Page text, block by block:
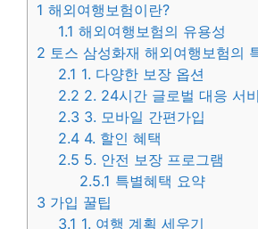
1 해외여행보험이란?
1.1 해외여행보험의 유용성
2 토스 삼성화재 해외여행보험의
2.1 1. 다양한 보장 옵션
2.2 2. 24시간 글로벌 대응 서
2.3 3. 모바일 간편가입
2.4 4. 할인 혜택
2.5 5. 안전 보장 프로그램
2.5.1 특별혜택 요약
3 가입 꿀팁
3.1 1. 여행 계획 세우기